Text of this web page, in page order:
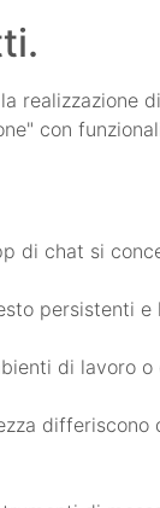
realizzazione
con
di chat si
persistenti e
di lavoro o
differiscono